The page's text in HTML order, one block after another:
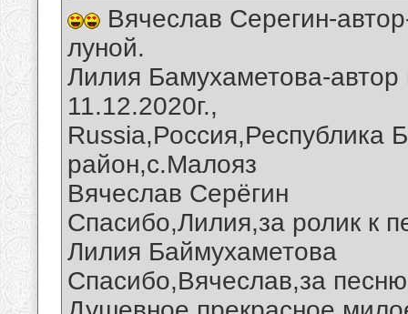
Вячеслав Серегин-
луной.
Лилия Бамухаметова-
11.12.2020г.,
Russia,Россия,Республика
район,с.Малояз
Вячеслав Серёгин
Спасибо,Лилия,за ролик к
Лилия Баймухаметова
Спасибо,Вячеслав,за